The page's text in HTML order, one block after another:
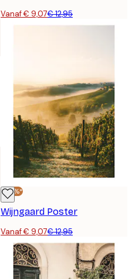
Vanaf € 9,07€ 12,95
-30%*
Wijngaard Poster
Vanaf € 9,07€ 12,95